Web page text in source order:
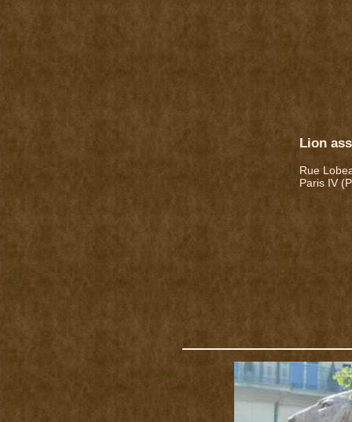
Lion
Rue
Paris IV